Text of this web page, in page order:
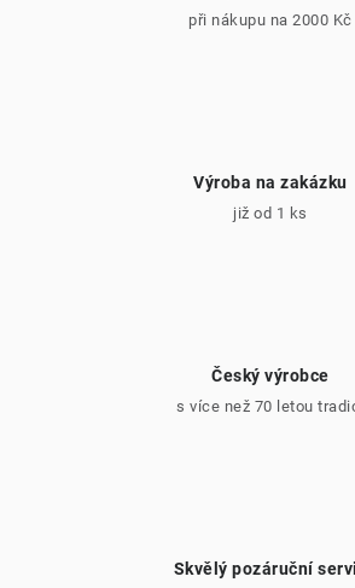
při nákupu na 2000 Kč
Výroba na zakázku
již od 1 ks
Český výrobce
s více než 70 letou
Skvělý pozáruční